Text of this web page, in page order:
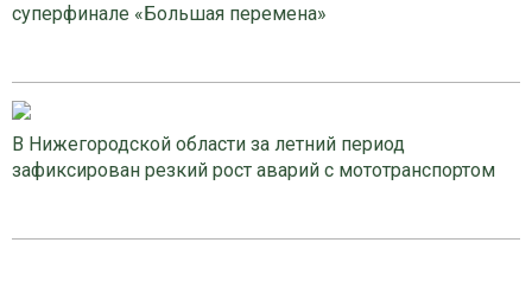
суперфинале «Большая перемена»
В Нижегородской области за летний период
зафиксирован резкий рост аварий с мототранспортом